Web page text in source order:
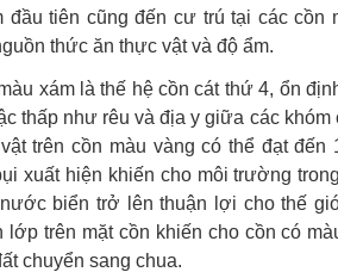
đầu tiên cũng đến cư trú tại các cồn
thức ăn thực vật và độ ẩm.
xám là thế hệ cồn cát thứ 4, ổn
thấp như rêu và địa y giữa các
trên cồn màu vàng có thể đạt đến
xuất hiện khiến cho môi trường
biển trở lên thuận lợi cho thế
lớp trên mặt cồn khiến cho cồn có
chuyển sang chua.